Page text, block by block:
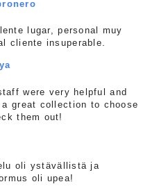
lugar, personal muy
cliente insuperable.
were very helpful and
great collection to choose
them out!
oli ystävällistä ja
oli upea!